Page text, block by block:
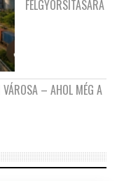
FELGYORSÍTÁSÁRA
VÁROSA – AHOL MÉG A